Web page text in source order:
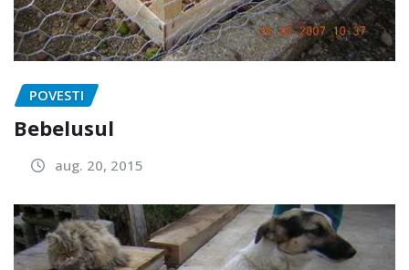
POVESTI
Bebelusul
aug. 20, 2015